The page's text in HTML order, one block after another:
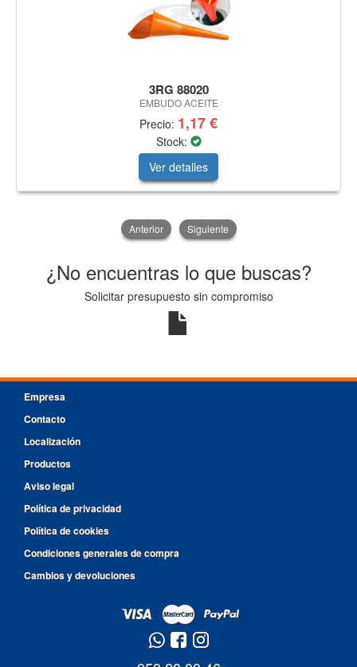
3RG 88020
EMBUDO ACEITE
Precio: 1,17 €
Stock:
Ver detalles
Anterior Siguiente
¿No encuentras lo que buscas?
Solicitar presupuesto sin compromiso
Empresa
Contacto
Localización
Productos
Aviso legal
Política de privacidad
Política de cookies
Condiciones generales de compra
Cambios y devoluciones